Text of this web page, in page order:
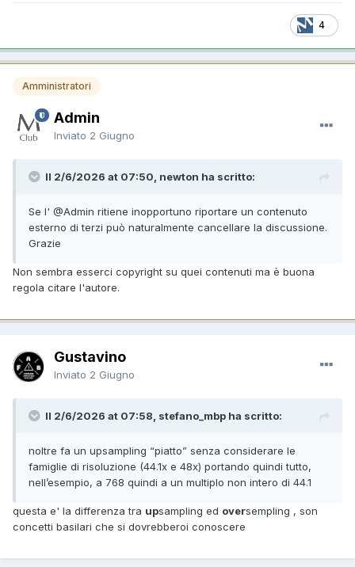
4
Amministratori
Admin
Inviato 2 Giugno
Il 2/6/2026 at 07:50, newton ha scritto:
Se l' @Admin ritiene inopportuno riportare un contenuto
esterno di terzi può naturalmente cancellare la discussione.
Grazie
Non sembra esserci copyright su quei contenuti ma è buona
regola citare l'autore.
Gustavino
Inviato 2 Giugno
Il 2/6/2026 at 07:58, stefano_mbp ha scritto:
noltre fa un upsampling “piatto” senza considerare le
famiglie di risoluzione (44.1x e 48x) portando quindi tutto,
nell’esempio, a 768 quindi a un multiplo non intero di 44.1
questa e' la differenza tra upsampling ed oversempling , son
concetti basilari che si dovrebberoi conoscere